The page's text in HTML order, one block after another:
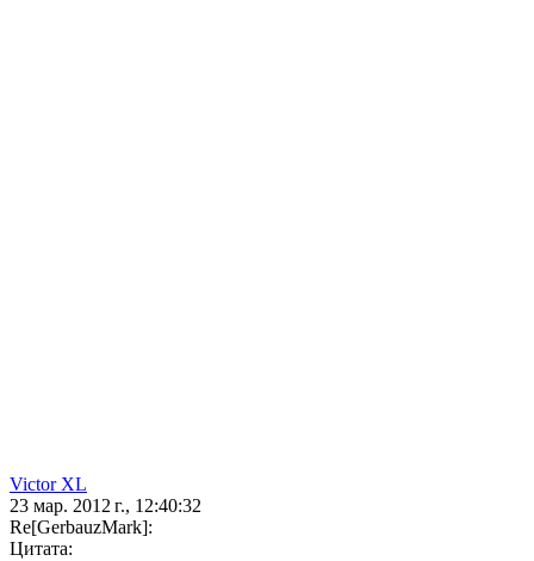
Victor XL
23 мар. 2012 г., 12:40:32
Re[GerbauzMark]:
Цитата: